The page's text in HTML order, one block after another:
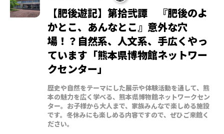
【肥後遊記】第拾弐譚 『肥後のよ
かとこ、あんなとこ』意外な穴
場！？自然系、人文系、手広くやっ
ています「熊本県博物館ネットワー
クセンター」
歴史や自然をテーマにした展示や体験活動を通して、熊
本の魅力を広く学べる、熊本県博物館ネットワークセン
ター。お子様から大人まで、家族みんなで楽しめる施設
です。冬休みにも楽しめる内容ですので、ぜひご来館く
ださい。